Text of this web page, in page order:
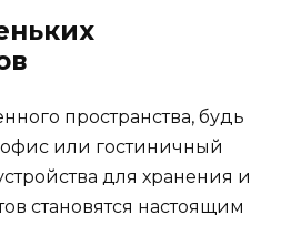
пространства, будь
или гостиничный
для хранения и
становятся настоящим